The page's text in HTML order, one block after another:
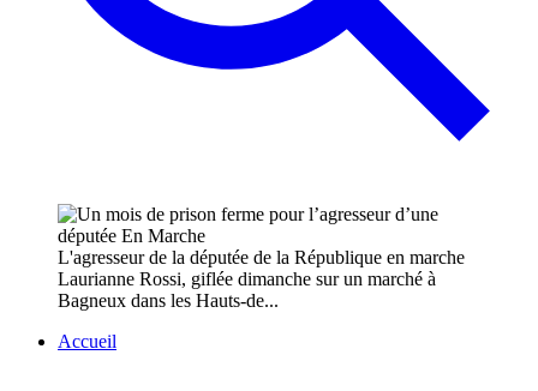
L'agresseur de la députée de la République en marche
Laurianne Rossi, giflée dimanche sur un marché à
Bagneux dans les Hauts-de...
Accueil